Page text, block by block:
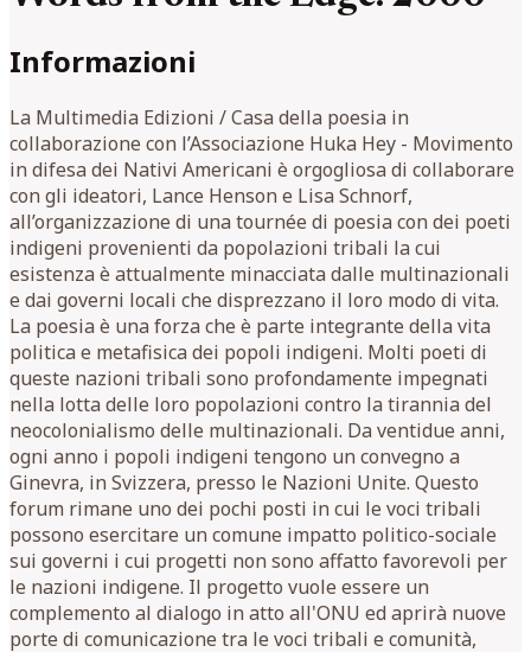
Informazioni
La Multimedia Edizioni / Casa della poesia in
collaborazione con l’Associazione Huka Hey - Movimento
in difesa dei Nativi Americani è orgogliosa di collaborare
con gli ideatori, Lance Henson e Lisa Schnorf,
all’organizzazione di una tournée di poesia con dei poeti
indigeni provenienti da popolazioni tribali la cui
esistenza è attualmente minacciata dalle multinazionali
e dai governi locali che disprezzano il loro modo di vita.
La poesia è una forza che è parte integrante della vita
politica e metafisica dei popoli indigeni. Molti poeti di
queste nazioni tribali sono profondamente impegnati
nella lotta delle loro popolazioni contro la tirannia del
neocolonialismo delle multinazionali. Da ventidue anni,
ogni anno i popoli indigeni tengono un convegno a
Ginevra, in Svizzera, presso le Nazioni Unite. Questo
forum rimane uno dei pochi posti in cui le voci tribali
possono esercitare un comune impatto politico-sociale
sui governi i cui progetti non sono affatto favorevoli per
le nazioni indigene. Il progetto vuole essere un
complemento al dialogo in atto all'ONU ed aprirà nuove
porte di comunicazione tra le voci tribali e comunità,